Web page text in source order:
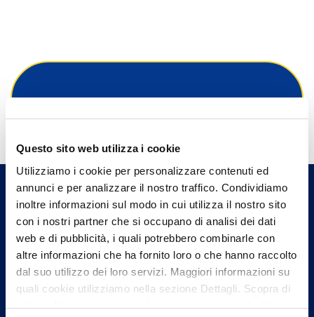
Questo sito web utilizza i cookie
Utilizziamo i cookie per personalizzare contenuti ed
annunci e per analizzare il nostro traffico. Condividiamo
inoltre informazioni sul modo in cui utilizza il nostro sito
con i nostri partner che si occupano di analisi dei dati
web e di pubblicità, i quali potrebbero combinarle con
altre informazioni che ha fornito loro o che hanno raccolto
dal suo utilizzo dei loro servizi. Maggiori informazioni su
quali cookie utilizziamo nella sezione Dettagli. Scopra di
più su chi siamo, come può contattarci e come trattiamo i
Trova l'Agenzia più vicina a te e parla con
un nostro Agente.
Contattaci